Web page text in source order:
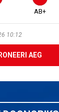
AB+
10:12
AEG